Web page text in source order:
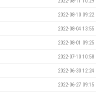
2022-08-10 09:22
2022-08-04 13:55
2022-08-01 09:25
2022-07-10 10:58
2022-06-30 12:24
2022-06-27 09:15